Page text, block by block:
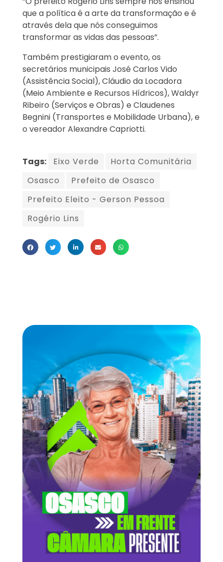
que a política é a arte da transformação e é
através dela que nós conseguimos
transformar as vidas das pessoas”.
Também prestigiaram o evento, os
secretários municipais José Carlos Vido
(Assistência Social), Cláudio da Locadora
(Meio Ambiente e Recursos Hídricos), Waldyr
Ribeiro (Serviços e Obras) e Claudenes
Begnini (Transportes e Mobilidade Urbana), e
o vereador Alexandre Capriotti.
Tags: Eixo Verde
Horta Comunitária
Osasco
Prefeito de Osasco
Prefeito Eleito - Gerson Pessoa
Rogério Lins